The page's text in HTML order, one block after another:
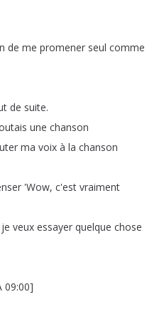
de me promener seul comme
de suite.
une chanson
ma voix à la chanson
'Wow, c'est vraiment
je veux essayer quelque chose
09:00]